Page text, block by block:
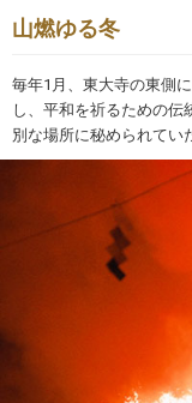
山燃ゆる冬
毎年1月、東大寺の東側
し、平和を祈るための伝
別な場所に秘められてい